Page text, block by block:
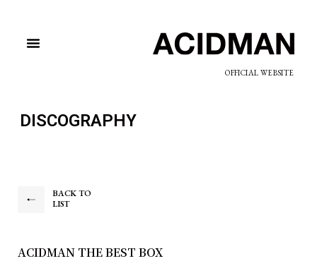
OFFICIAL WEBSITE
DISCOGRAPHY
BACK TO
LIST
ACIDMAN THE BEST BOX